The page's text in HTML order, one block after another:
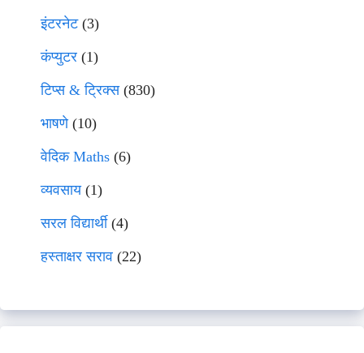
इंटरनेट(3)
कंप्युटर (1)
टिप्स & ट्रिक्स(830)
भाषणे(10)
वेदिक Maths (6)
व्यवसाय(1)
सरल विद्यार्थी(4)
हस्ताक्षर सराव (22)